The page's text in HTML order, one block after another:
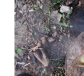
CONTRÔLER
PRÉVENIR LE
DÉCOUVRIRLA